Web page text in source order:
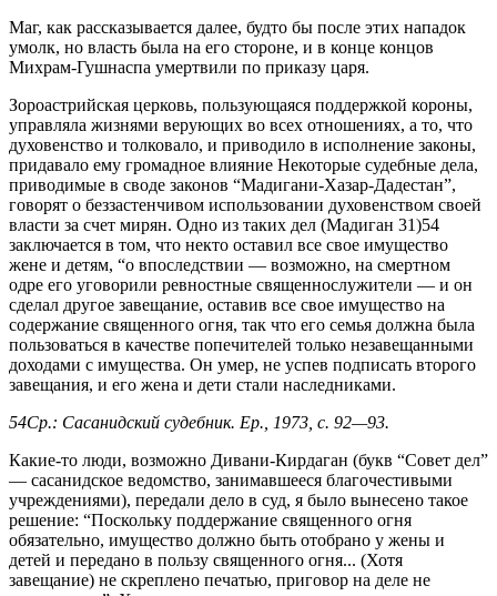
Маг, как рассказывается далее, будто бы после этих нападок
умолк, но власть была на его стороне, и в конце концов
Михрам-Гушнаспа умертвили по приказу царя.
Зороастрийская церковь, пользующаяся поддержкой короны,
управляла жизнями верующих во всех отношениях, а то, что
духовенство и толковало, и приводило в исполнение законы,
придавало ему громадное влияние Некоторые судебные дела,
приводимые в своде законов “Мадигани-Хазар-Дадестан”,
говорят о беззастенчивом использовании духовенством своей
власти за счет мирян. Одно из таких дел (Мадиган 31)54
заключается в том, что некто оставил все свое имущество
жене и детям, “о впоследствии — возможно, на смертном
одре его уговорили ревностные священнослужители — и он
сделал другое завещание, оставив все свое имущество на
содержание священного огня, так что его семья должна была
пользоваться в качестве попечителей только незавещанными
доходами с имущества. Он умер, не успев подписать второго
завещания, и его жена и дети стали наследниками.
54Ср.: Сасанидский судебник. Ер., 1973, с. 92—93.
Какие-то люди, возможно Дивани-Кирдаган (букв “Совет дел”
— сасанидское ведомство, занимавшееся благочестивыми
учреждениями), передали дело в суд, я было вынесено такое
решение: “Поскольку поддержание священного огня
обязательно, имущество должно быть отобрано у жены и
детей и передано в пользу священного огня... (Хотя
завещание) не скреплено печатью, приговор на деле не